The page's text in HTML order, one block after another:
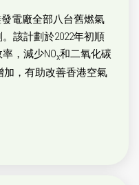
電廠全部八台舊燃氣
該計劃於2022年初順
，減少NOx和二氧化碳
加，有助改善香港空氣